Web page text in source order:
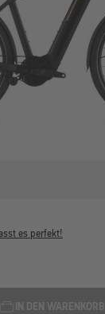
es perfekt!
IN DEN WARENKORB